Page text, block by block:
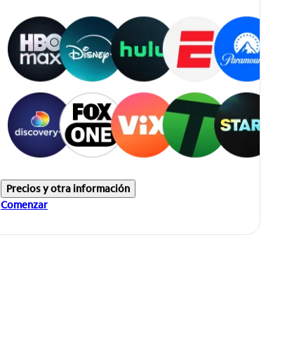
Precios y otra información
Comenzar